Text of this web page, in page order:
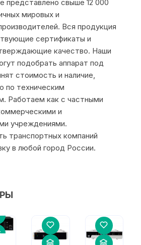
представлено свыше 12 000
мировых и
Вся продукция
сертификаты и
качество. Наши
подобрать аппарат под
стоимость и наличие,
по техническим
Работаем как с частными
и
учреждениями.
транспортных компаний
в любой город России.